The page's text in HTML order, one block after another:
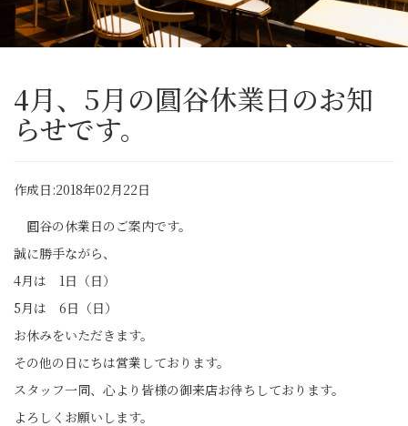
4月、5月の圓谷休業日のお知
らせです。
作成日:2018年02月22日
圓谷の休業日のご案内です。
誠に勝手ながら、
4月は 1日（日）
5月は 6日（日）
お休みをいただきます。
その他の日にちは営業しております。
スタッフ一同、心より皆様の御来店お待ちしております。
よろしくお願いします。